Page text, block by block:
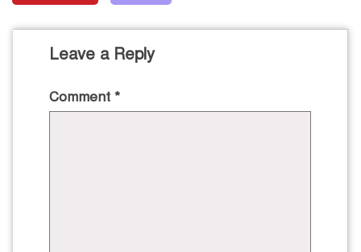
Leave a Reply
Comment *